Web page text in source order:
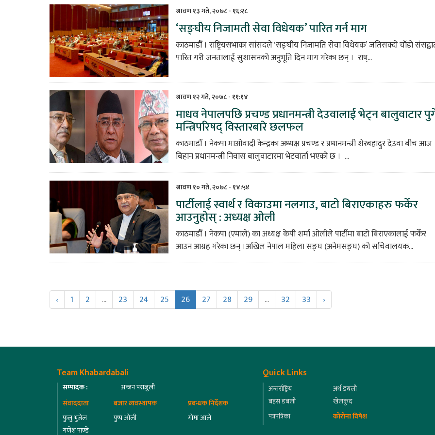
श्रावण १३ गते, २०७८ - १६:२८
‘सङ्घीय निजामती सेवा विधेयक’ पारित गर्न माग
काठमाडौँ । राष्ट्रियसभाका सांसदले ‘सङ्घीय निजामति सेवा विधेयक’ जतिसक्दो चाँडो
पारित गरी जनतालाई सुशासनको अनुभूति दिन माग गरेका छन् । राष्...
श्रावण १२ गते, २०७८ - ११:१४
माधव नेपालपछि प्रचण्ड प्रधानमन्त्री देउवालाई भेट्न बालुवाटार
मन्त्रिपरिषद् विस्तारबारे छलफल
काठमाडौँ । नेकपा माओवादी केन्द्रका अध्यक्ष प्रचण्ड र प्रधानमन्त्री शेरबहादुर देउवा बीच आज
बिहान प्रधानमन्त्री निवास बालुवाटारमा भेटवार्ता भएको छ । ...
श्रावण १० गते, २०७८ - १४:५४
पार्टीलाई स्वार्थ र विकाउमा नलगाउ, बाटो बिराएकाहरु फर्केर
आउनुहोस् : अध्यक्ष ओली
काठमाडौँ । नेकपा (एमाले) का अध्यक्ष केपी शर्मा ओलीले पार्टीमा बाटो बिराएकालाई फर्केर
आउन आग्रह गरेका छन् ।अखिल नेपाल महिला सङ्घ (अनेमसङ्घ) को सचिवालयक...
‹ 1 2 ... 23 24 25 26 27 28 29 ... 32 33 ›
Team Khabardabali
सम्पादक :
अन्जन पराजुली
संवाददाता
फुलु भुजेल
गणेश पाण्डे
बजार व्यवस्थापक
पुष्प ओली
प्रबन्धक निर्देशक
गोमा आले
Quick Links
अन्तर्राष्ट्रिय
अर्थ डबली
बहस डबली
खेलकुद
पत्रपत्रिका
कोरोना विषेश